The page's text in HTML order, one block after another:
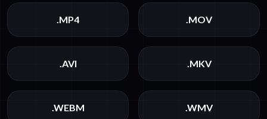
.MP4 .MOV
.AVI .MKV
.WEBM .WMV